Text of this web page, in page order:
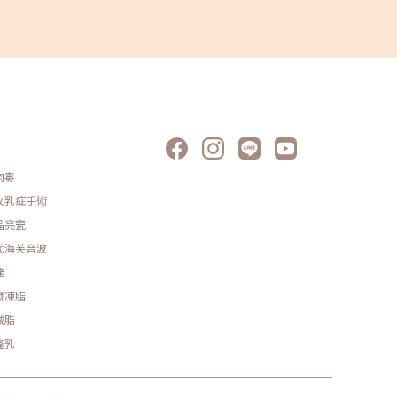
毒
乳症手術
亮瓷
海芙音波
凍脂
脂
乳